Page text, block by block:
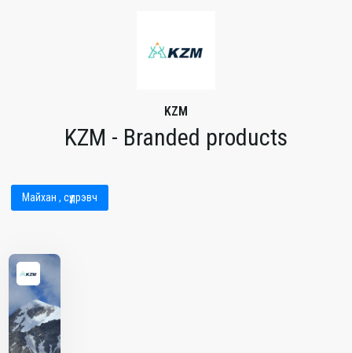
KZM
KZM - Branded products
Майхан , сүүдрэвч